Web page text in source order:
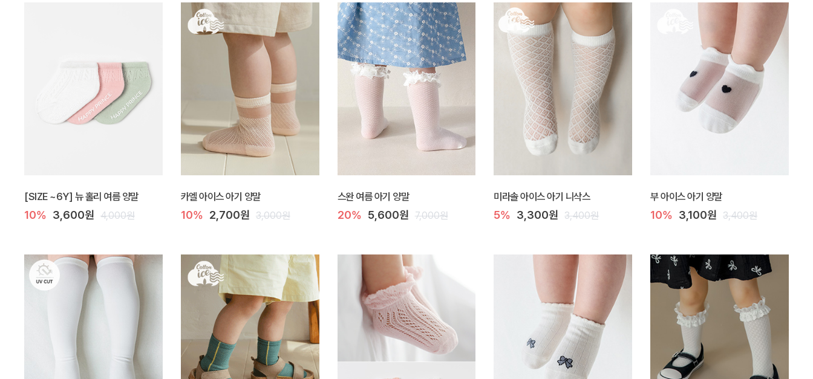
[SIZE ~6Y] 뉴 홀리 여름 양말
10% 3,600원 4,000원
카엘 아이스 아기 양말
10% 2,700원 3,000원
스완 여름 아기 양말
20% 5,600원 7,000원
미라솔 아이스 아기 니삭스
5% 3,300원 3,400원
부 아이스 아기 양말
10% 3,100원 3,400원